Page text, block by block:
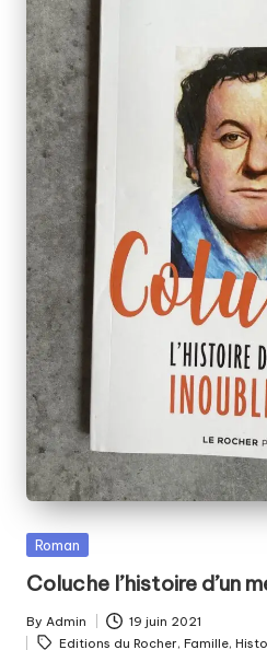
Posted
Roman
Coluche l’histoire d’un
Posted
By Admin 19 juin 2021
Tags:
Editions du Rocher, Famille,